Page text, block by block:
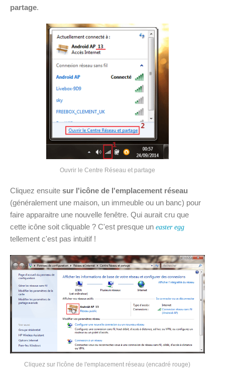
partage.
Ouvrir le Centre Réseau et partage
Cliquez ensuite sur l'icône de l'emplacement réseau
(généralement une maison, un immeuble ou un banc) pour
faire apparaitre une nouvelle fenêtre. Qui aurait cru que
cette icône soit cliquable ? C'est presque un easter egg
tellement c'est pas intuitif !
Cliquez sur l'icône de l'emplacement réseau (encadré rouge)